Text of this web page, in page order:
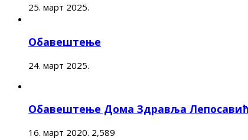
25. март 2025.
Обавештење
24. март 2025.
Обавештење Дома Здравља Лепосавић
16. март 2020. 2,589